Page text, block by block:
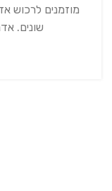
מוזמנים לרכוש
שונים.